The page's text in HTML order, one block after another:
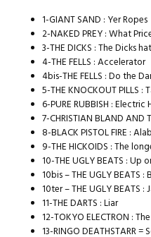
1-GIANT SAND : Yer Ropes
2-NAKED PREY : What
3-THE DICKS : The Dicks
4-THE FELLS : Accelerator
4bis-THE FELLS : Do the
5-THE KNOCKOUT PILLS :
6-PURE RUBBISH : Electric
7-CHRISTIAN BLAND AND
8-BLACK PISTOL FIRE :
9-THE HICKOIDS : The
10-THE UGLY BEATS : Up
10bis – THE UGLY BEATS :
10ter – THE UGLY BEATS :
11-THE DARTS : Liar
12-TOKYO ELECTRON :
13-RINGO DEATHSTARR